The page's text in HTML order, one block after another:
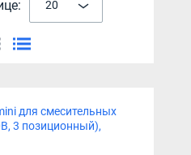
20
для смесительных
3 позиционный),